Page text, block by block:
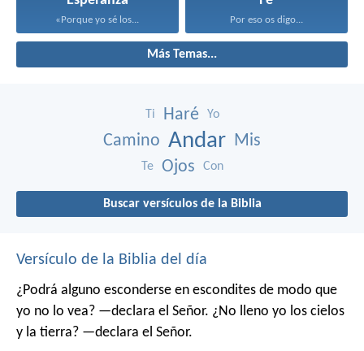
«Porque yo sé los... Por eso os digo...
Más Temas...
Ti Haré Yo
Camino Andar Mis
Te Ojos Con
Buscar versículos de la Biblia
Versículo de la Biblia del día
¿Podrá alguno esconderse en escondites de modo que
yo no lo vea? —declara el Señor. ¿No lleno yo los cielos
y la tierra? —declara el Señor.